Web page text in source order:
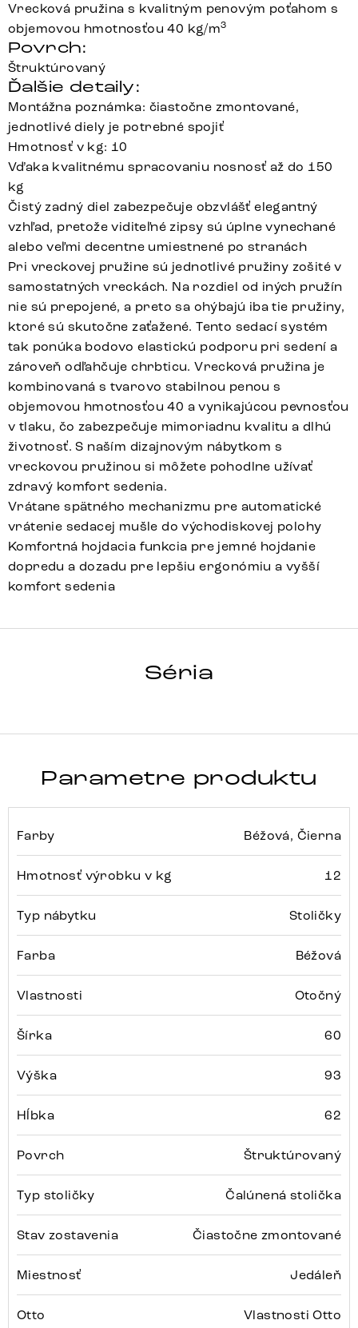
Vrecková pružina s kvalitným penovým poťahom s
objemovou hmotnosťou 40 kg/m3
Povrch:
Štruktúrovaný
Ďalšie detaily:
Montážna poznámka: čiastočne zmontované,
jednotlivé diely je potrebné spojiť
Hmotnosť v kg: 10
Vďaka kvalitnému spracovaniu nosnosť až do 150
kg
Čistý zadný diel zabezpečuje obzvlášť elegantný
vzhľad, pretože viditeľné zipsy sú úplne vynechané
alebo veľmi decentne umiestnené po stranách
Pri vreckovej pružine sú jednotlivé pružiny zošité v
samostatných vreckách. Na rozdiel od iných pružín
nie sú prepojené, a preto sa ohýbajú iba tie pružiny,
ktoré sú skutočne zaťažené. Tento sedací systém
tak ponúka bodovo elastickú podporu pri sedení a
zároveň odľahčuje chrbticu. Vrecková pružina je
kombinovaná s tvarovo stabilnou penou s
objemovou hmotnosťou 40 a vynikajúcou pevnosťou
v tlaku, čo zabezpečuje mimoriadnu kvalitu a dlhú
životnosť. S naším dizajnovým nábytkom s
vreckovou pružinou si môžete pohodlne užívať
zdravý komfort sedenia.
Vrátane spätného mechanizmu pre automatické
vrátenie sedacej mušle do východiskovej polohy
Komfortná hojdacia funkcia pre jemné hojdanie
dopredu a dozadu pre lepšiu ergonómiu a vyšší
komfort sedenia
Séria
YAGO-FLEX
Parametre produktu
Farby Béžová, Čierna
Hmotnosť výrobku v kg 12
Typ nábytku Stoličky
Farba Béžová
Vlastnosti Otočný
Šírka 60
Výška 93
Hĺbka 62
Povrch Štruktúrovaný
Typ stoličky Čalúnená stolička
Stav zostavenia Čiastočne zmontované
Miestnosť Jedáleň
Otto Vlastnosti Otto